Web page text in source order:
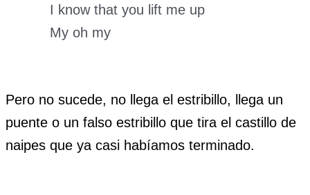
I know that you lift me up
My oh my
Pero no sucede, no llega el estribillo, llega un
puente o un falso estribillo que tira el castillo de
naipes que ya casi habíamos terminado.